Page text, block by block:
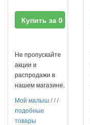
Купить за 0 RUR
Не пропускайте
акции и
распродажи в
нашем магазине.
Мой малыш ///
подобные
товары